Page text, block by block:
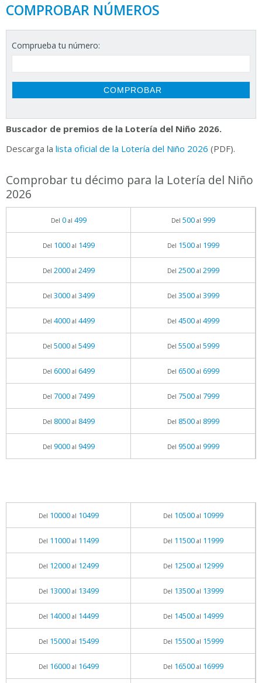
COMPROBAR NÚMEROS
Comprueba tu número:
Buscador de premios de la Lotería del Niño 2026.
Descarga la lista oficial de la Lotería del Niño 2026 (PDF).
Comprobar tu décimo para la Lotería del Niño
2026
Del 0al 499 Del 500al 999
Del 1000al 1499 Del 1500al 1999
Del 2000al 2499 Del 2500al 2999
Del 3000al 3499 Del 3500al 3999
Del 4000al 4499 Del 4500al 4999
Del 5000al 5499 Del 5500al 5999
Del 6000al 6499 Del 6500al 6999
Del 7000al 7499 Del 7500al 7999
Del 8000al 8499 Del 8500al 8999
Del 9000al 9499 Del 9500al 9999
Del 10000al 10499 Del 10500al 10999
Del 11000al 11499 Del 11500al 11999
Del 12000al 12499 Del 12500al 12999
Del 13000al 13499 Del 13500al 13999
Del 14000al 14499 Del 14500al 14999
Del 15000al 15499 Del 15500al 15999
Del 16000al 16499 Del 16500al 16999